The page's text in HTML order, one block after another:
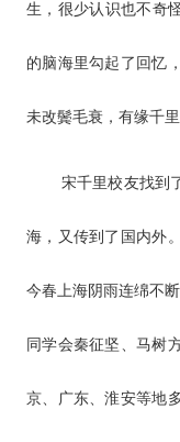
生，很少认识也不奇
的脑海里勾起了回忆
未改鬓毛衰，有缘千里
宋千里校友找到
海，又传到了国内外
今春上海阴雨连绵不
同学会秦征坚、马树
京、广东、淮安等地